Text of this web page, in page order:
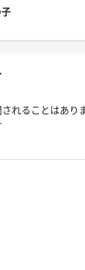
れることはあり